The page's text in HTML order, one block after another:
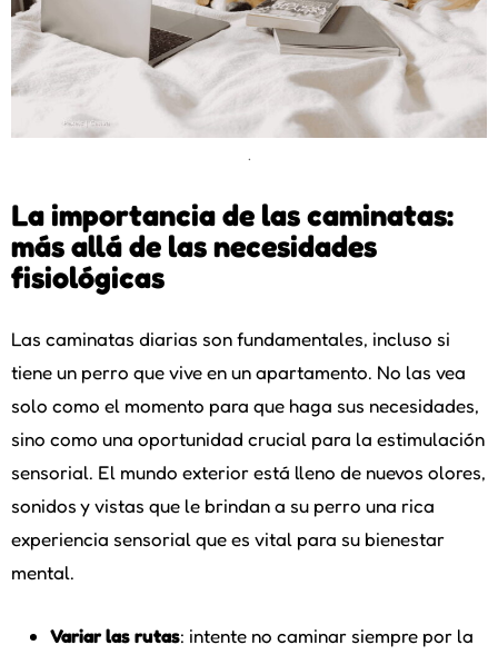
.
La importancia de las caminatas:
más allá de las necesidades
fisiológicas
Las caminatas diarias son fundamentales, incluso si
tiene un perro que vive en un apartamento. No las vea
solo como el momento para que haga sus necesidades,
sino como una oportunidad crucial para la estimulación
sensorial. El mundo exterior está lleno de nuevos olores,
sonidos y vistas que le brindan a su perro una rica
experiencia sensorial que es vital para su bienestar
mental.
Variar las rutas: intente no caminar siempre por la